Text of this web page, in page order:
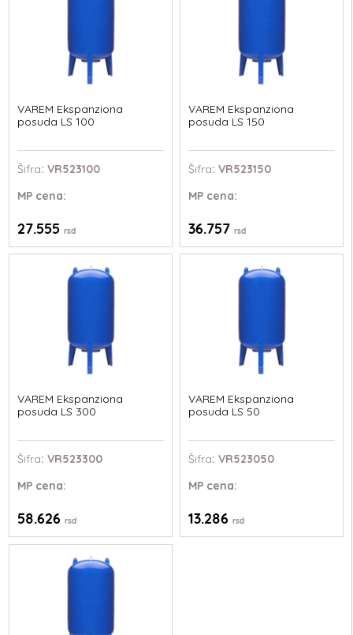
VAREM Ekspanziona
posuda LS 100
Šifra: VR523100
MP cena:
27.555rsd
VAREM Ekspanziona
posuda LS 150
Šifra: VR523150
MPcena:
36.757 rsd
VAREM Ekspanziona
posuda LS 300
Šifra: VR523300
MP cena:
58.626rsd
VAREM Ekspanziona
posuda LS 50
Šifra: VR523050
MPcena:
13.286 rsd